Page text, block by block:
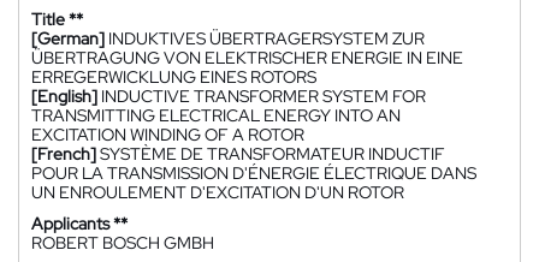
Title **
[German] INDUKTIVES ÜBERTRAGERSYSTEM ZUR
ÜBERTRAGUNG VON ELEKTRISCHER ENERGIE IN EINE
ERREGERWICKLUNG EINES ROTORS
[English] INDUCTIVE TRANSFORMER SYSTEM FOR
TRANSMITTING ELECTRICAL ENERGY INTO AN
EXCITATION WINDING OF A ROTOR
[French]SYSTÈME DE TRANSFORMATEUR INDUCTIF
POUR LA TRANSMISSION D'ÉNERGIE ÉLECTRIQUE DANS
UN ENROULEMENT D'EXCITATION D'UN ROTOR
Applicants **
ROBERT BOSCH GMBH